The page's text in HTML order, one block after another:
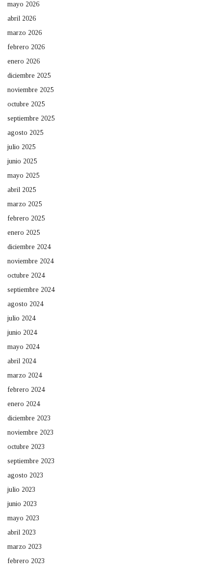
mayo 2026
abril 2026
marzo 2026
febrero 2026
enero 2026
diciembre 2025
noviembre 2025
octubre 2025
septiembre 2025
agosto 2025
julio 2025
junio 2025
mayo 2025
abril 2025
marzo 2025
febrero 2025
enero 2025
diciembre 2024
noviembre 2024
octubre 2024
septiembre 2024
agosto 2024
julio 2024
junio 2024
mayo 2024
abril 2024
marzo 2024
febrero 2024
enero 2024
diciembre 2023
noviembre 2023
octubre 2023
septiembre 2023
agosto 2023
julio 2023
junio 2023
mayo 2023
abril 2023
marzo 2023
febrero 2023